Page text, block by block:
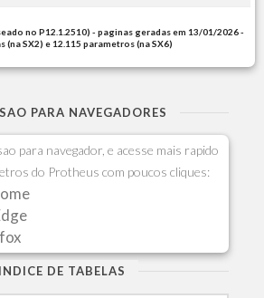
no P12.1.2510) - paginas geradas em 13/01/2026 -
(na SX2) e 12.115 parametros (na SX6)
PARA NAVEGADORES
para navegador, e acesse mais rapido
do Protheus com poucos cliques:
INDICE DE TABELAS